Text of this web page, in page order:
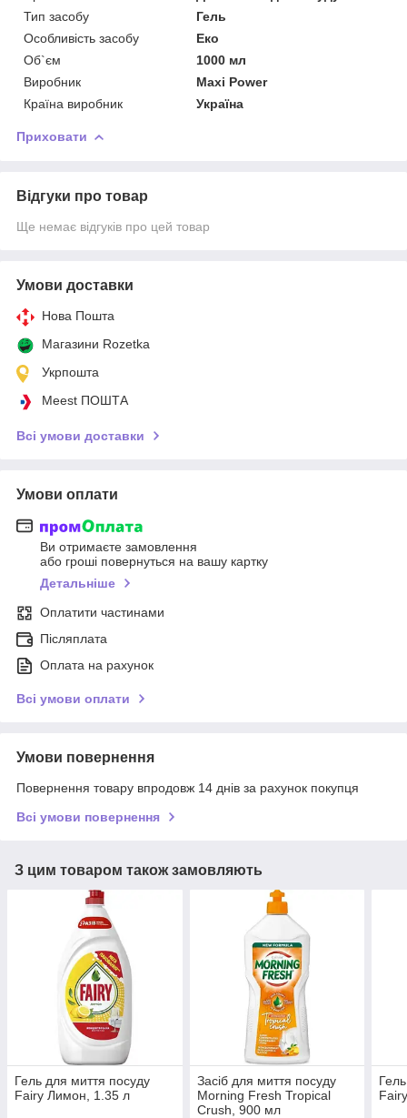
Тип засобу
Гель
Особливість засобу
Еко
Об`єм
1000 мл
Виробник
Maxi Power
Країна виробник
Україна
Приховати
Відгуки про товар
Ще немає відгуків про цей товар
Умови доставки
Нова Пошта
Магазини Rozetka
Укрпошта
Meest ПОШТА
Всі умови доставки
Умови оплати
Ви отримаєте замовлення
або гроші повернуться на вашу картку
Детальніше
Оплатити частинами
Післяплата
Оплата на рахунок
Всі умови оплати
Умови повернення
Повернення товару впродовж 14 днів за рахунок покупця
Всі умови повернення
З цим товаром також замовляють
Гель для миття посуду
Fairy Лимон, 1.35 л
Засіб для миття посуду
Morning Fresh Tropical
Crush, 900 мл